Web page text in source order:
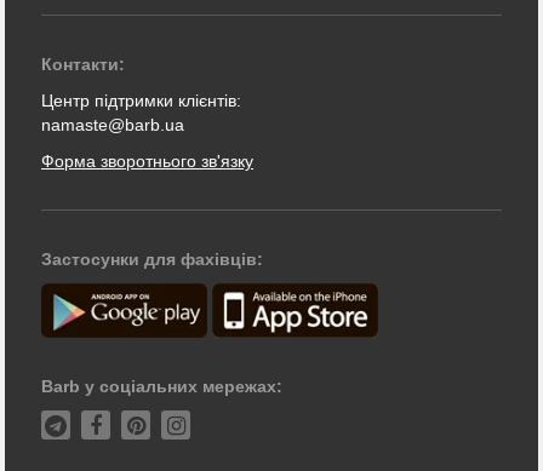
Контакти:
Центр підтримки клієнтів:
namaste@barb.ua
Форма зворотнього зв'язку
Застосунки для фахівців:
Barb у соціальних мережах: